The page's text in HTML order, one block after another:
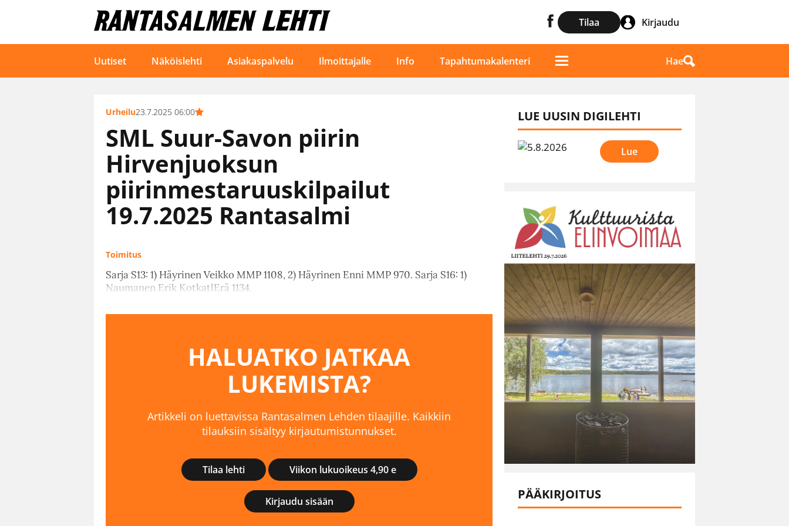
Tilaa Kirjaudu
Uutiset Näköislehti Asiakaspalvelu Ilmoittajalle Info Tapahtumakalenteri Hae
Urheilu23.7.2025 06:00
SML Suur-Savon piirin
Hirvenjuoksun
piirinmestaruuskilpailut
19.7.2025 Rantasalmi
Toimitus
Sarja S13: 1) Häyrinen Veikko MMP 1108, 2) Häyrinen Enni MMP 970. Sarja S16: 1)
Naumanen Erik KotkatlErä 1134.
HALUATKO JATKAA
LUKEMISTA?
Artikkeli on luettavissa Rantasalmen Lehden tilaajille. Kaikkiin
tilauksiin sisältyy kirjautumistunnukset.
Tilaa lehti Viikon lukuoikeus 4,90 e
Kirjaudu sisään
LUE UUSIN DIGILEHTI
Lue
PÄÄKIRJOITUS